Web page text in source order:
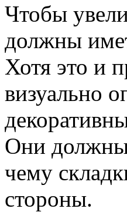
Чтобы
должны
Хотя это и
визуально
Они должны
чему
стороны.